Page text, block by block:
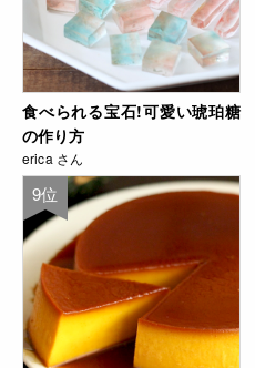
食べられる宝石!可愛い琥珀糖
の作り方
erica さん
9位